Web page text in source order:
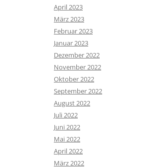
April 2023
März 2023
Februar 2023
Januar 2023
Dezember 2022
November 2022
Oktober 2022
September 2022
August 2022
Juli 2022
Juni 2022
Mai 2022
April 2022
März 2022